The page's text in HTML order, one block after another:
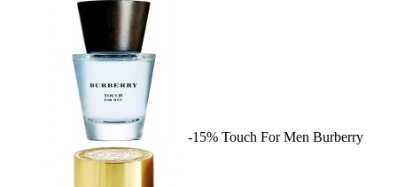
-15% Touch For Men Burberry